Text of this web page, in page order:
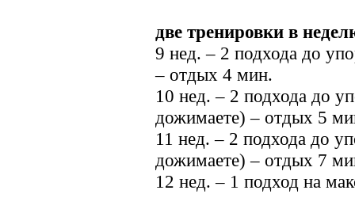
две тренировки в
9 нед. – 2 подхода до
– отдых 4 мин.
10 нед. – 2 подхода до
дожимаете) – отдых 5
11 нед. – 2 подхода до
дожимаете) – отдых 7
12 нед. – 1 подход на